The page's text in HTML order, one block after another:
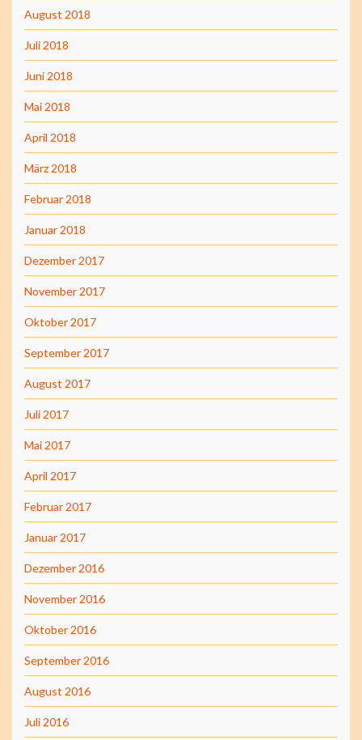
August 2018
Juli 2018
Juni 2018
Mai 2018
April 2018
März 2018
Februar 2018
Januar 2018
Dezember 2017
November 2017
Oktober 2017
September 2017
August 2017
Juli 2017
Mai 2017
April 2017
Februar 2017
Januar 2017
Dezember 2016
November 2016
Oktober 2016
September 2016
August 2016
Juli 2016